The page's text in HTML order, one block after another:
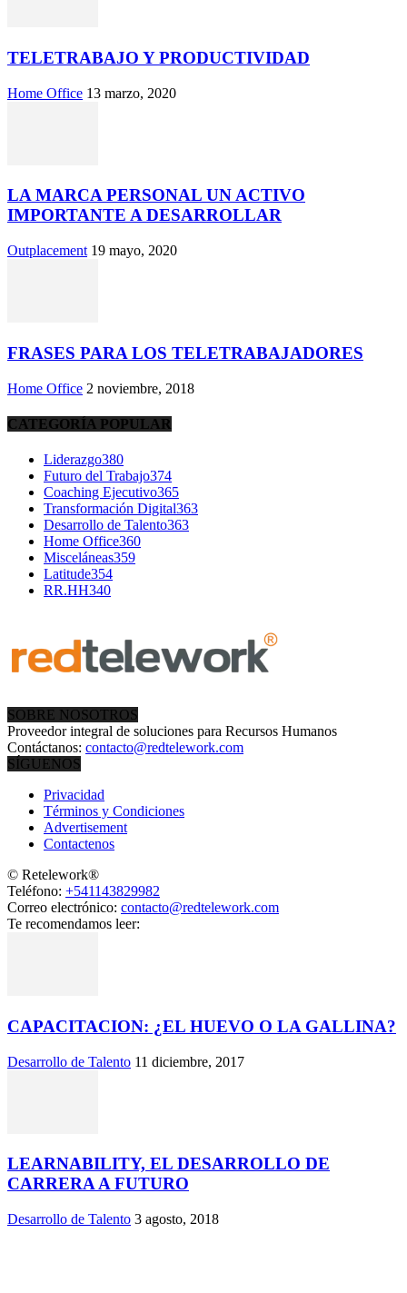
TELETRABAJO Y PRODUCTIVIDAD
Home Office 13 marzo, 2020
LA MARCA PERSONAL UN ACTIVO
IMPORTANTE A DESARROLLAR
Outplacement 19 mayo, 2020
FRASES PARA LOS TELETRABAJADORES
Home Office 2 noviembre, 2018
CATEGORÍA POPULAR
Liderazgo380
Futuro del Trabajo374
Coaching Ejecutivo365
Transformación Digital363
Desarrollo de Talento363
Home Office360
Misceláneas359
Latitude354
RR.HH340
SOBRE NOSOTROS
Proveedor integral de soluciones para Recursos Humanos
Contáctanos: contacto@redtelework.com
SÍGUENOS
Privacidad
Términos y Condiciones
Advertisement
Contactenos
© Retelework®
Teléfono: +541143829982
Correo electrónico: contacto@redtelework.com
Te recomendamos leer:
CAPACITACION: ¿EL HUEVO O LA GALLINA?
Desarrollo de Talento 11 diciembre, 2017
LEARNABILITY, EL DESARROLLO DE
CARRERA A FUTURO
Desarrollo de Talento 3 agosto, 2018